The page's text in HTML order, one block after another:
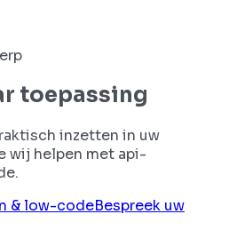
toepassing
inzetten in uw
wij helpen met api-
.
& low-codeBespreek uw